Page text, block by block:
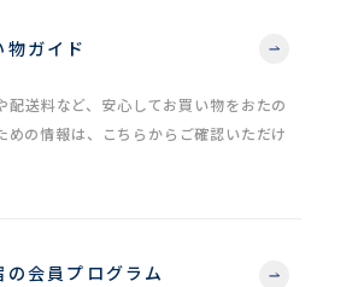
物ガイド
配送料など、安心してお買い物をおたの
めの情報は、こちらからご確認いただけ
の会員プログラム